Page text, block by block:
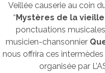
Veillée causerie au coin
“ Mystères de la
ponctuations musicales.
musicien-chansonnier
nous offrira ces
organisée par